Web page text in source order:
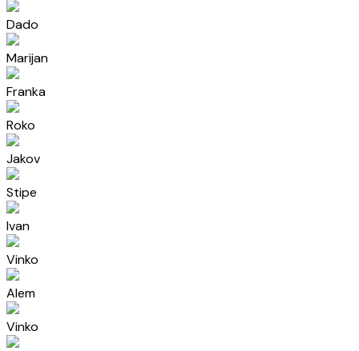
Dado
Marijan
Franka
Roko
Jakov
Stipe
Ivan
Vinko
Alem
Vinko